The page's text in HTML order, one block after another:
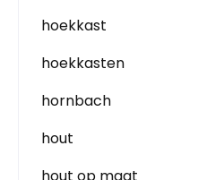
hoekkast
hoekkasten
hornbach
hout